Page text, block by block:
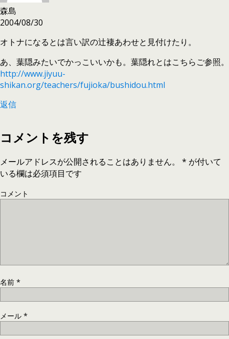
森島
2004/08/30
オトナになるとは言い訳の辻褄あわせと見付けたり。
あ、葉隠みたいでかっこいいかも。葉隠れとはこちらご参照。
http://www.jiyuu-
shikan.org/teachers/fujioka/bushidou.html
返信
コメントを残す
メールアドレスが公開されることはありません。 * が付いて
いる欄は必須項目です
コメント
名前 *
メール *